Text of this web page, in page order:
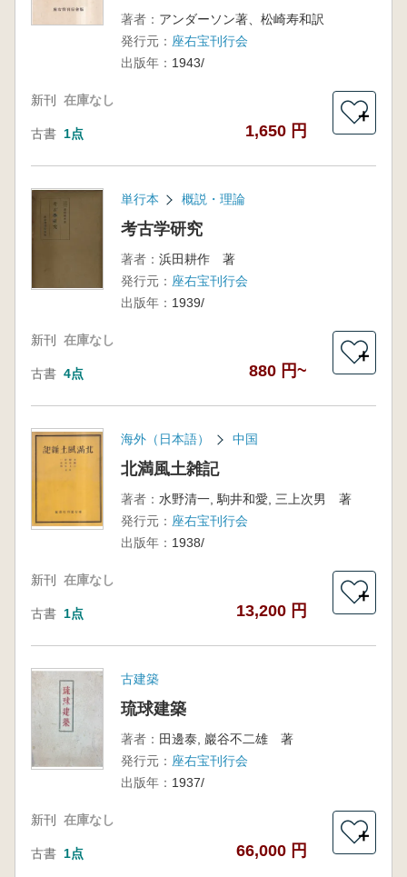
著者： アンダーソン著、松崎寿和訳
発行元： 座右宝刊行会
出版年： 1943/
新刊 在庫なし
古書 1点 1,650 円
＋
単行本 概説・理論
考古学研究
著者： 浜田耕作 著
発行元： 座右宝刊行会
出版年： 1939/
新刊 在庫なし
古書 4点 880 円~
＋
海外（日本語） 中国
北満風土雑記
著者： 水野清一, 駒井和愛, 三上次男 著
発行元： 座右宝刊行会
出版年： 1938/
新刊 在庫なし
古書 1点 13,200 円
＋
古建築
琉球建築
著者： 田邊泰, 巖谷不二雄 著
発行元： 座右宝刊行会
出版年： 1937/
新刊 在庫なし
古書 1点 66,000 円
＋